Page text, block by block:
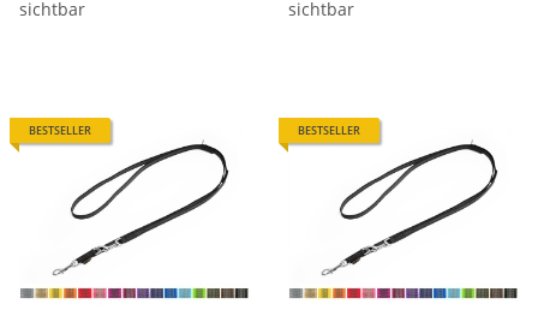
sichtbar
sichtbar
BESTSELLER BESTSELLER